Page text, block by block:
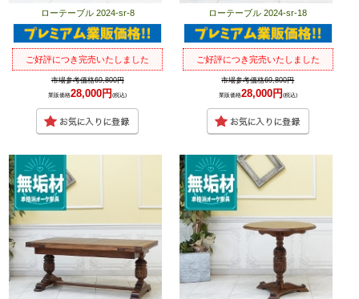
ローテーブル 2024-sr-8
ご好評につき完売いたしました
市場参考価格69,800円
業販価格28,000円(税込)
ローテーブル 2024-sr-18
ご好評につき完売いたしました
市場参考価格69,800円
業販価格28,000円 (税込)